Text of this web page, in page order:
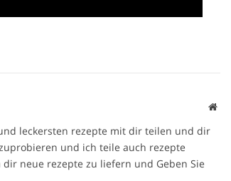
leckersten rezepte mit dir teilen und dir
und ich teile auch rezepte
neue rezepte zu liefern und Geben Sie